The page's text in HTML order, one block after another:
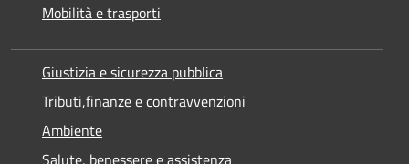
Mobilità e trasporti
Giustizia e sicurezza pubblica
Tributi,finanze e contravvenzioni
Ambiente
Salute, benessere e assistenza